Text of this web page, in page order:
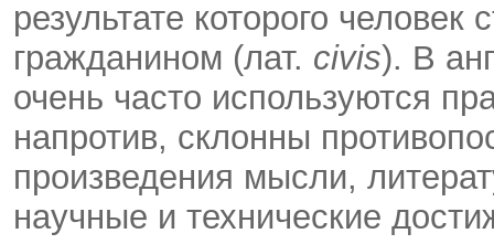
результате которого
гражданином (лат. civis). В
очень часто используются
напротив, склонны
произведения мысли,
научные и технические